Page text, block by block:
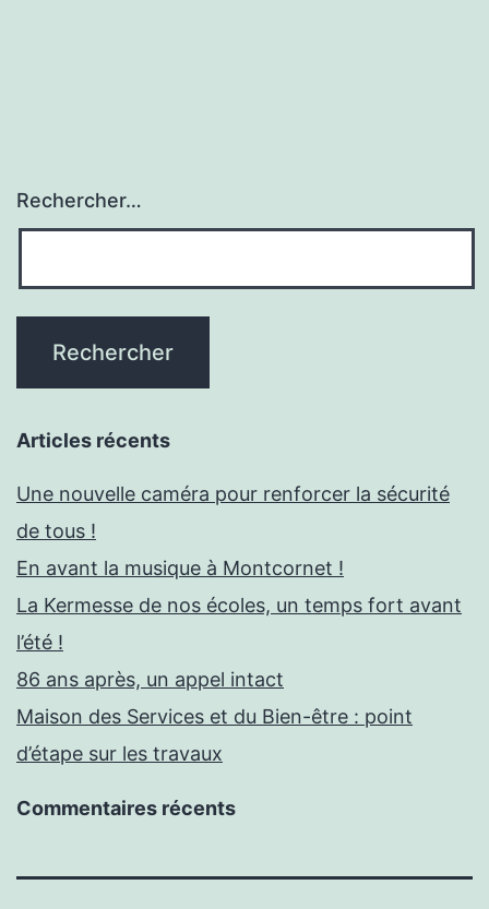
Rechercher…
Articles récents
Une nouvelle caméra pour renforcer la sécurité
de tous !
En avant la musique à Montcornet !
La Kermesse de nos écoles, un temps fort avant
l’été !
86 ans après, un appel intact
Maison des Services et du Bien-être : point
d’étape sur les travaux
Commentaires récents